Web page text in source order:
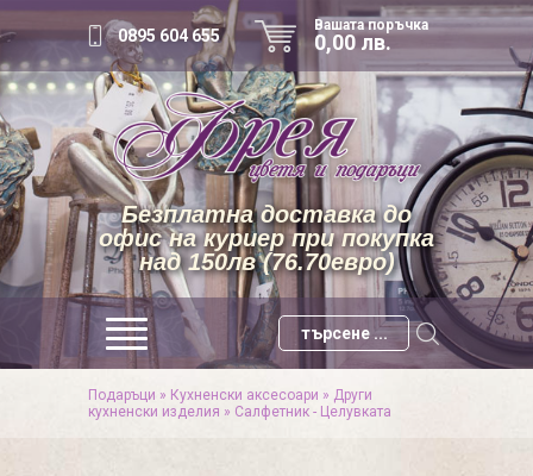
0895 604 655
Вашата поръчка
0,00 лв.
Безплатна доставка до
офис на куриер при покупка
над 150лв (76.70евро)
Подаръци » Кухненски аксесоари » Други
кухненски изделия » Салфетник - Целувката